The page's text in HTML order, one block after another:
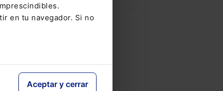
en tu navegador. Si no
Aceptar y cerrar